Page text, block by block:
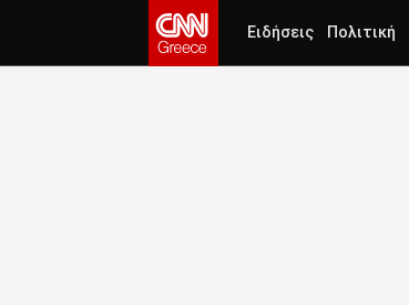
Ειδήσεις Πολιτική